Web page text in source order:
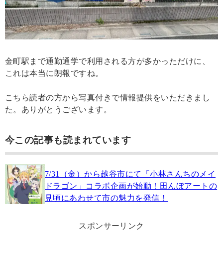
金町駅まで通勤通学で利用される方が多かっただけに、
これは本当に朗報ですね。
こちら読者の方から写真付きで情報提供をいただきまし
た。ありがとうございます。
今この記事も読まれています
7/31（金）から越谷市にて「小林さんちのメイ
ドラゴン」コラボ企画が始動！田んぼアートの
見頃にあわせて市の魅力を発信！
スポンサーリンク